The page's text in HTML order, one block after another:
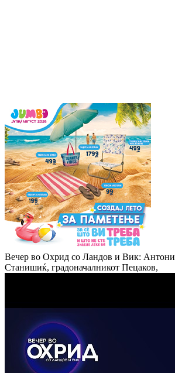
Вечер во Охрид со Ландов и Вик:
Станишиќ, градоначалникот Пецаков,